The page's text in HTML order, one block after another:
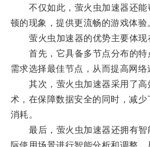
不仅如此，萤火虫加速器还能
顿的现象，提供更流畅的游戏体验
萤火虫加速器的优势主要体现
首先，它具备多节点分布的特
需求选择最佳节点，从而提高网络
其次，萤火虫加速器采用了高
术，在保障数据安全的同时，减
消耗。
最后，萤火虫加速器还拥有智